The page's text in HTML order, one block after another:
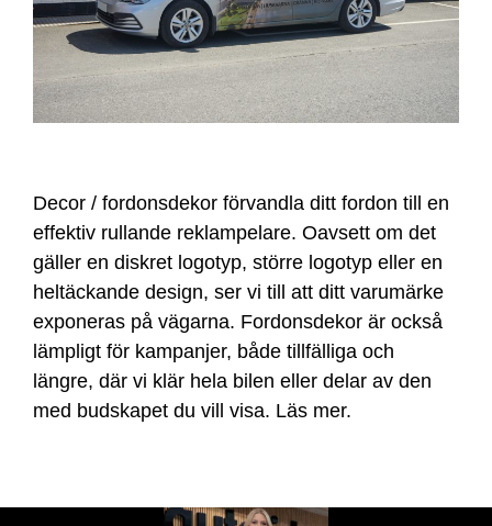
Decor / fordonsdekor förvandla ditt fordon till en
effektiv rullande reklampelare. Oavsett om det
gäller en diskret logotyp, större logotyp eller en
heltäckande design, ser vi till att ditt varumärke
exponeras på vägarna. Fordonsdekor är också
lämpligt för kampanjer, både tillfälliga och
längre, där vi klär hela bilen eller delar av den
med budskapet du vill visa. Läs mer.